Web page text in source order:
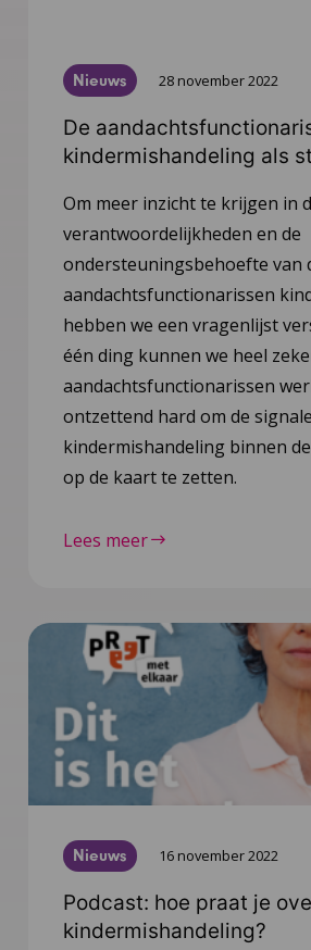
Nieuws 28 november 2022
De
kindermishandeling als
Om meer inzicht te krijgen in
verantwoordelijkheden en de
ondersteuningsbehoefte van
aandachtsfunctionarissen
hebben we een vragenlijst
één ding kunnen we heel
aandachtsfunctionarissen
ontzettend hard om de
kindermishandeling binnen
op de kaart te zetten.
Lees meer
Nieuws 16 november 2022
Podcast: hoe praat je
kindermishandeling?